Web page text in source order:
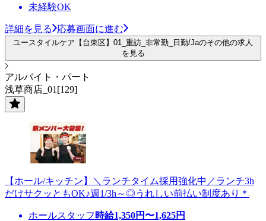
未経験OK
詳細を見る 応募画面に進む
ユースタイルケア【台東区】01_重訪_非常勤_日勤/Jaのその他の求人
を見る
アルバイト・パート
浅草商店_01[129]
【ホール/キッチン】＼ランチタイム採用強化中／ランチ3h
だけサクッともOK♪週1/3h～◎うれしい前払い制度あり＊
ホールスタッフ 時給1,350円〜1,625円